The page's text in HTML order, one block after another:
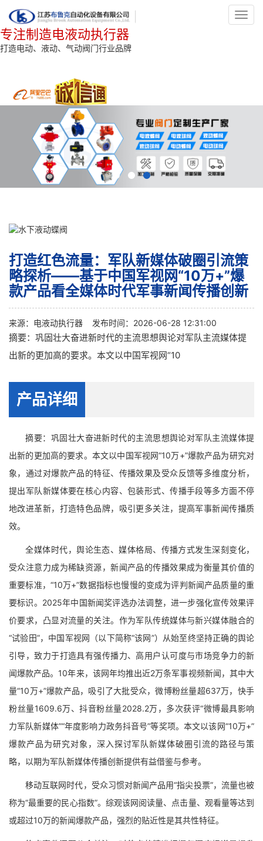
专注制造电液动执行器
打造电动、液动、气动阀门行业品牌
打造红色流量：军队新媒体破圈引流策
略探析——基于中国军视网“10万+”爆
款产品看全媒体时代军事新闻传播创新
来源： 电液动执行器 发布时间：2026-06-28 12:31:00
摘要：巩固壮大奋进新时代的主流思想舆论对军队主流媒体提
出新的更加高的要求。本文以中国军视网“10
产品详细
摘要：巩固壮大奋进新时代的主流思想舆论对军队主流媒体提
出新的更加高的要求。本文以中国军视网“10万+”爆款产品为研究对
象，通过对爆款产品的特征、传播效果及受众反馈等多维度分析，
提出军队新媒体要在核心内容、包装形式、传播手段等多方面不停
地改进革新，打造特色品牌，吸引更多关注，提高军事新闻传播质
效。
全媒体时代，舆论生态、媒体格局、传播方式发生深刻变化，
受众注意力成为稀缺资源，新闻产品的传播效果成为衡量其价值的
重要标准，“10万+”数据指标也慢慢的变成为评判新闻产品质量的重
要标识。2025年中国新闻奖评选办法调整，进一步强化宣传效果评
价要求，凸显对流量的关注。作为军队传统媒体与新兴媒体融合的
“试验田”，中国军视网（以下简称“该网”）从始至终坚持正确的舆论
引导，致力于打造具有强传播力、高用户认可度与市场竞争力的新
闻爆款产品。10年来，该网年均推出近2万条军事视频新闻，其中大
量“10万+”爆款产品，吸引了大批受众，微博粉丝量超637万，快手
粉丝量1609.6万、抖音粉丝量2028.2万，多次获评“微博最具影响
力军队新媒体”“年度影响力政务抖音号”等奖项。本文以该网“10万+”
爆款产品为研究对象，深入探讨军队新媒体破圈引流的路径与策
略，以期为军队新媒体传播创新提供有益借鉴与参考。
移动互联网时代，受众习惯对新闻产品用“指尖投票”，流量也被
称为“最重要的民心指数”。综观该网阅读量、点击量、观看量等达到
或超过10万的新闻爆款产品，强烈的贴近性是其共性特征。